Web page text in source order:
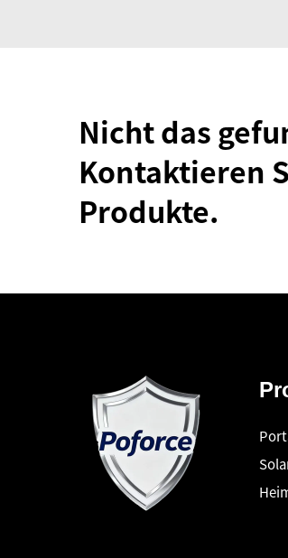
Nicht das
Kontaktieren
Produkte.